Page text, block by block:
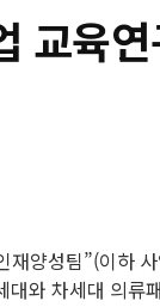
교육
양성팀”(이하
와 차세대 의류